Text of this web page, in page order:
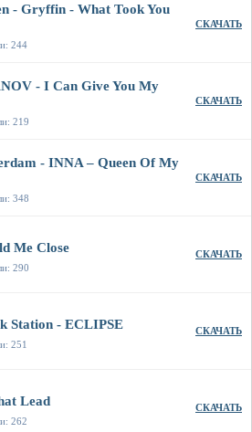
- Gryffin - What Took You
244
СКАЧАТЬ
- I Can Give You My
219
СКАЧАТЬ
- INNA – Queen Of My
348
СКАЧАТЬ
Me Close
290
СКАЧАТЬ
Station - ECLIPSE
251
СКАЧАТЬ
Lead
262
СКАЧАТЬ